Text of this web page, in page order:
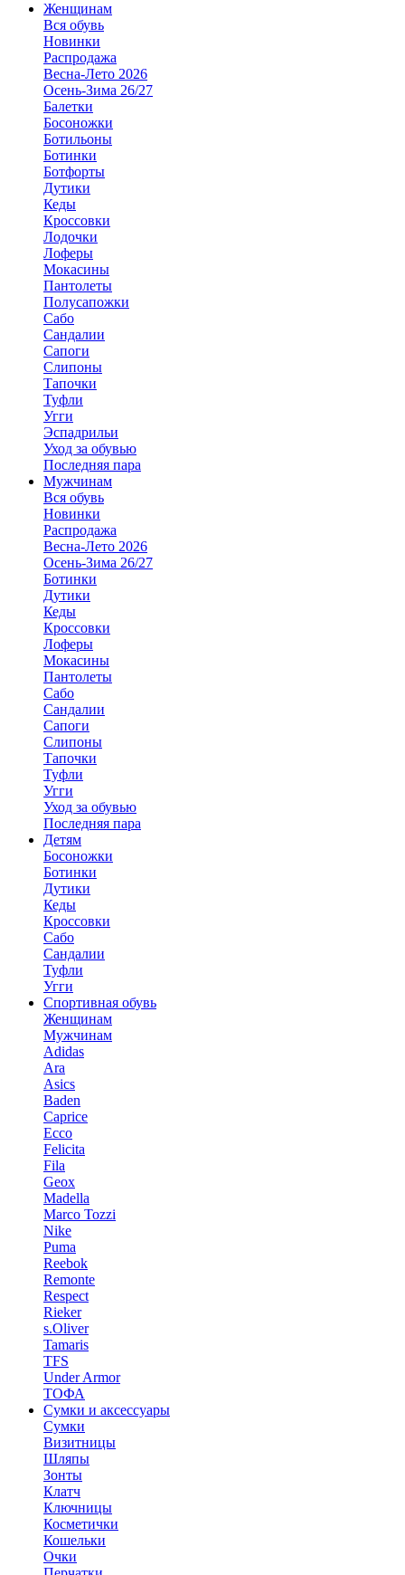
Женщинам
Вся обувь
Новинки
Распродажа
Весна-Лето 2026
Осень-Зима 26/27
Балетки
Босоножки
Ботильоны
Ботинки
Ботфорты
Дутики
Кеды
Кроссовки
Лодочки
Лоферы
Мокасины
Пантолеты
Полусапожки
Сабо
Сандалии
Сапоги
Слипоны
Тапочки
Туфли
Угги
Эспадрильи
Уход за обувью
Последняя пара
Мужчинам
Вся обувь
Новинки
Распродажа
Весна-Лето 2026
Осень-Зима 26/27
Ботинки
Дутики
Кеды
Кроссовки
Лоферы
Мокасины
Пантолеты
Сабо
Сандалии
Сапоги
Слипоны
Тапочки
Туфли
Угги
Уход за обувью
Последняя пара
Детям
Босоножки
Ботинки
Дутики
Кеды
Кроссовки
Сабо
Сандалии
Туфли
Угги
Спортивная обувь
Женщинам
Мужчинам
Adidas
Ara
Asics
Baden
Caprice
Ecco
Felicita
Fila
Geox
Madella
Marco Tozzi
Nike
Puma
Reebok
Remonte
Respect
Rieker
s.Oliver
Tamaris
TFS
Under Armor
ТОФА
Сумки и аксессуары
Сумки
Визитницы
Шляпы
Зонты
Клатч
Ключницы
Косметички
Кошельки
Очки